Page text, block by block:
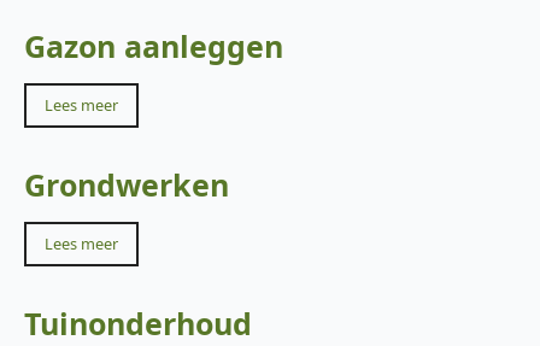
Gazon aanleggen
Lees meer
Grondwerken
Lees meer
Tuinonderhoud